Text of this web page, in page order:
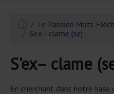
Le Parisien Mots
S'ex– clame (se)
S'ex– clame
En cherchant dans notre base